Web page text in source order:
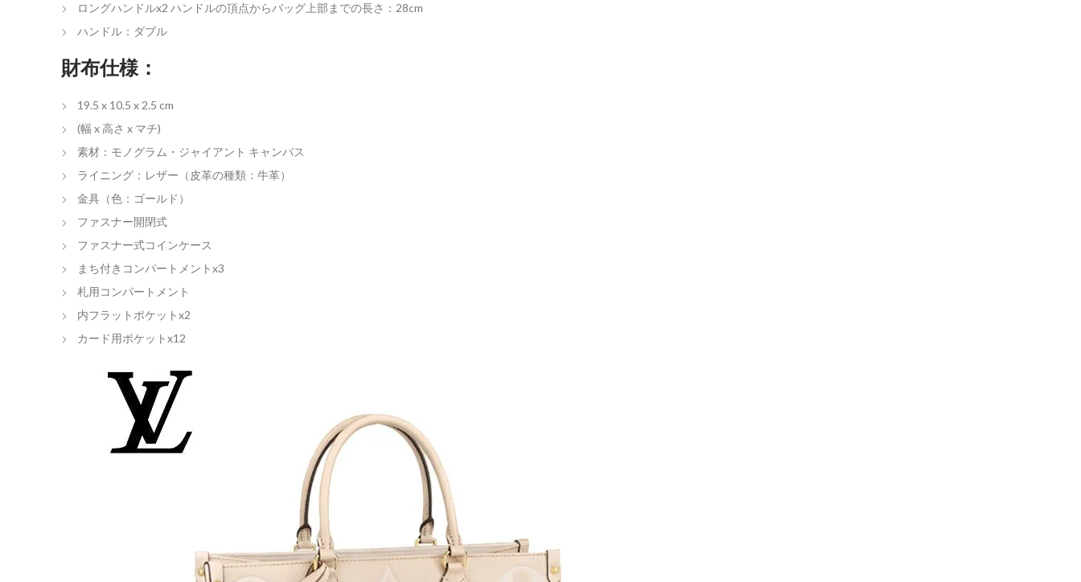
ロングハンドルx2 ハンドルの頂点からバッグ上部までの長さ：28cm
ハンドル：ダブル
財布仕様：
19.5 x 10.5 x 2.5 cm
(幅 x 高さ x マチ)
素材：モノグラム・ジャイアント キャンバス
ライニング：レザー（皮革の種類：牛革）
金具（色：ゴールド）
ファスナー開閉式
ファスナー式コインケース
まち付きコンパートメントx3
札用コンパートメント
内フラットポケットx2
カード用ポケットx12